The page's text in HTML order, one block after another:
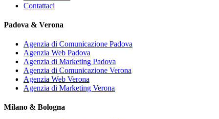
Contattaci
Padova & Verona
Agenzia di Comunicazione Padova
Agenzia Web Padova
Agenzia di Marketing Padova
Agenzia di Comunicazione Verona
Agenzia Web Verona
Agenzia di Marketing Verona
Milano & Bologna